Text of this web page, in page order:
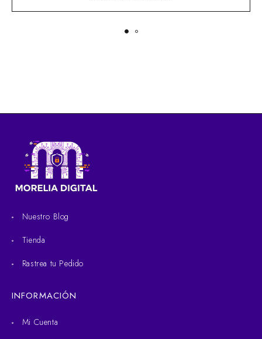
Nuestro Blog
Tienda
Rastrea tu Pedido
INFORMACIÓN
Mi Cuenta